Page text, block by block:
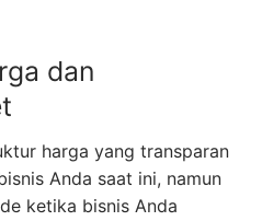
dan
harga yang transparan
Anda saat ini, namun
ketika bisnis Anda